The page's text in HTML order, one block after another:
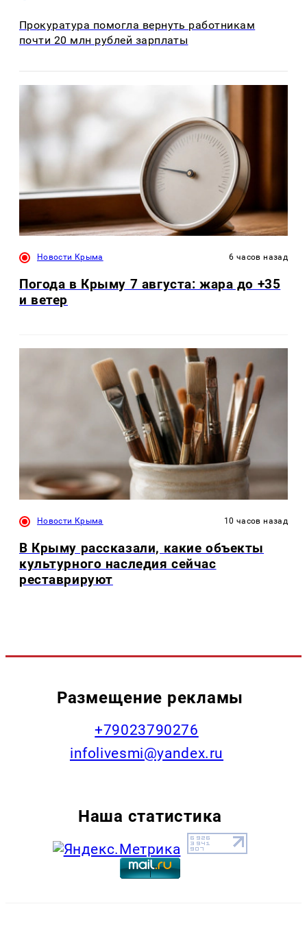
Прокуратура помогла вернуть работникам
почти 20 млн рублей зарплаты
Новости Крыма 6 часов назад
Погода в Крыму 7 августа: жара до +35
и ветер
Новости Крыма 10 часов назад
В Крыму рассказали, какие объекты
культурного наследия сейчас
реставрируют
Размещение рекламы
+79023790276
infolivesmi@yandex.ru
Наша статистика